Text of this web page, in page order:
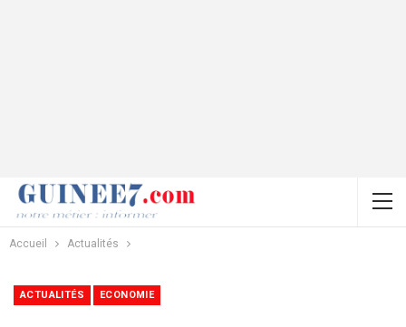
Accueil Actualités
ACTUALITÉS ECONOMIE